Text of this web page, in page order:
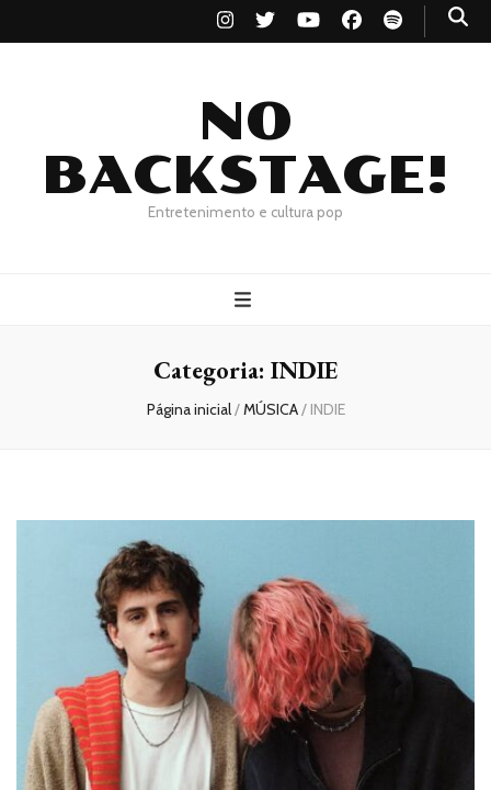
NO
BACKSTAGE!
Entretenimento e cultura pop
Categoria: INDIE
Página inicial/MÚSICA/ INDIE